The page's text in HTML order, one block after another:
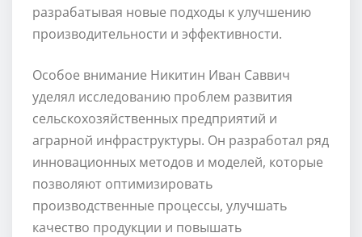
разрабатывая новые подходы к улучшению
производительности и эффективности.
Особое внимание Никитин Иван Саввич
уделял исследованию проблем развития
сельскохозяйственных предприятий и
аграрной инфраструктуры. Он разработал ряд
инновационных методов и моделей, которые
позволяют оптимизировать
производственные процессы, улучшать
качество продукции и повышать